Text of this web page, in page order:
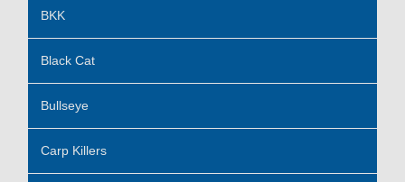
BKK
Black Cat
Bullseye
Carp Killers